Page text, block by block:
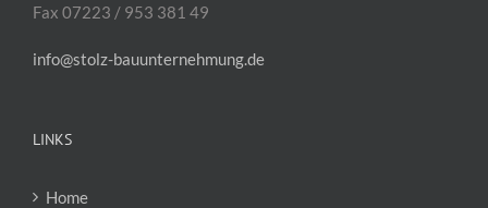
Fax 07223 / 953 381 49
info@stolz-bauunternehmung.de
LINKS
Home